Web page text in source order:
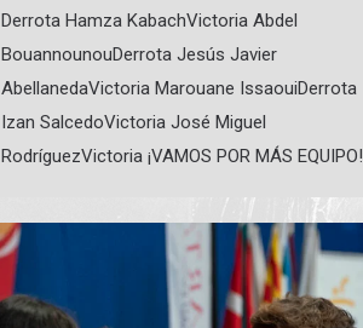
Derrota Hamza KabachVictoria Abdel
BouannounouDerrota Jesús Javier
AbellanedaVictoria Marouane IssaouiDerrota
Izan SalcedoVictoria José Miguel
RodríguezVictoria ¡VAMOS POR MÁS EQUIPO!